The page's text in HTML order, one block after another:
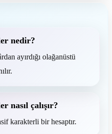
nedir?
ayırdığı olağanüstü
nasıl çalışır?
karakterli bir hesaptır.